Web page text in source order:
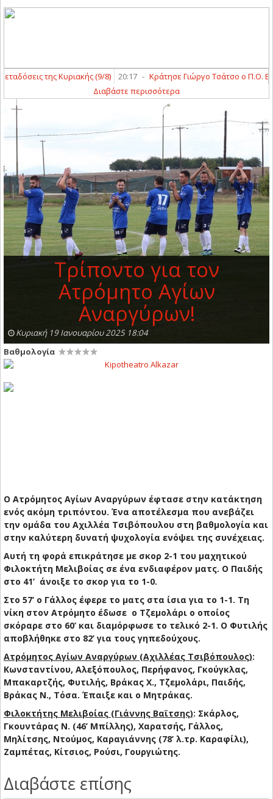
της Κυριακής (9/8) 20:17 -
Κράτησε Γιώργο Τσάτσο ο Π.Ο.
Διαβάστε περισσότερα
Τρίποντο για τον
Ατρόμητο Αγίων
Αναργύρων!
Κυριακή 19 Ιανουαρίου 2025 18:04
Βαθμολογία
Ο Ατρόμητος Αγίων Αναργύρων έφτασε στην κατάκτηση
ενός ακόμη τριπόντου. Ένα αποτέλεσμα που ανεβάζει
την ομάδα του Αχιλλέα Τσιβόπουλου στη βαθμολογία και
στην καλύτερη δυνατή ψυχολογία ενόψει της συνέχειας.
Αυτή τη φορά επικράτησε με σκορ 2-1 του μαχητικού
Φιλοκτήτη Μελιβοίας σε ένα ενδιαφέρον ματς. Ο Παιδής
στο 41’ άνοιξε το σκορ για το 1-0.
Στο 57’ ο Γάλλος έφερε το ματς στα ίσια για το 1-1. Τη
νίκη στον Ατρόμητο έδωσε ο Τζεμολάρι ο οποίος
σκόραρε στο 60’ και διαμόρφωσε το τελικό 2-1. Ο Φυτιλής
αποβλήθηκε στο 82’ για τους γηπεδούχους.
Ατρόμητος Αγίων Αναργύρων (Αχιλλέας Τσιβόπουλος):
Κωνσταντίνου, Αλεξόπουλος, Περήφανος, Γκούγκλας,
Μπακαρτζής, Φυτιλής, Βράκας Χ., Τζεμολάρι, Παιδής,
Βράκας Ν., Τόσα. Έπαιξε και ο Μητράκας.
Φιλοκτήτης Μελιβοίας (Γιάννης Βαϊτσης): Σκάρλος,
Γκουντάρας Ν. (46’ Μπίλλης), Χαρατσής, Γάλλος,
Μηλίτσης, Ντούμος, Καραγιάννης (78’ λ.τρ. Καραφίλι),
Ζαμπέτας, Κίτσιος, Ρούσι, Γουργιώτης.
Διαβάστε επίσης